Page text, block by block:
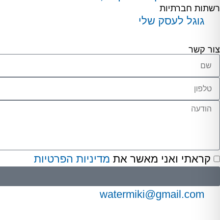
רשתות חברתיות
גוגל לעסק שלי
צור קשר
קראתי ואני מאשר את מדיניות הפרטיות
watermiki@gmail.com